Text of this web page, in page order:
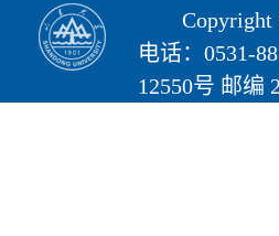
Copyright
电话：0531-
12550号 邮编